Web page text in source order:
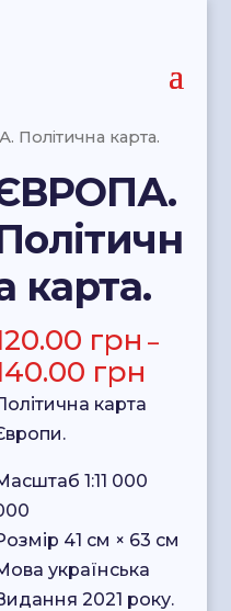
Політична карта.
карта.
грн –
грн
карта
1:11 000
41 см × 63 см
українська
2021 року.